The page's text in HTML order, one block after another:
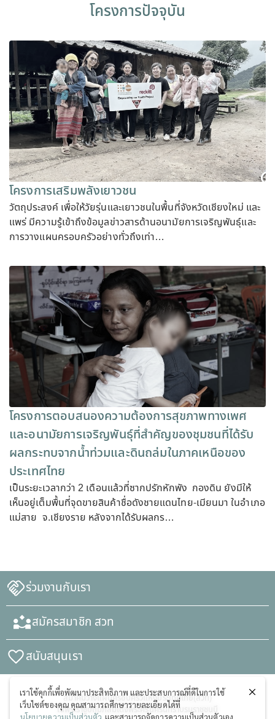
โครงการปัจจุบัน
โครงการเสริมพลังเยาวชน
วัตถุประสงค์ เพื่อให้วัยรุ่นและเยาวชนในพื้นที่จังหวัดเชียงใหม่ และ
แพร่ มีความรู้เข้าถึงข้อมูลข่าวสารด้านอนามัยการเจริญพันธุ์และ
การวางแผนครอบครัวอย่างทั่วถึงเท่า…
โครงการตอบสนองความต้องการสุขภาพทางเพศ
และอนามัยการเจริญพันธุ์ที่สำคัญของชุมชนที่ได้รับ
ผลกระทบจากน้ำท่วมและดินถล่มในภาคเหนือของ
ประเทศไทย
เป็นระยะเวลากว่า 2 เดือนแล้วที่ซากปรักหักพัง กองดิน ยังมีให้
เห็นอยู่เต็มพื้นที่จุดขายสินค้าชื่อดังชายแดนไทย-เมียนมา ในอำเภอ
แม่สาย จ.เชียงราย หลังจากได้รับผลกร…
ร่วมงานกับเรา
สมัครสมาชิก สวท
สนับสนุนเรา
สมาคมวางแผนครอบครัวแห่งประเทศไทย(สวท)
ในพระราชูปถัมภ์สมเด็จพระศรีนครินทราบรมราชชนนี
เราใช้คุกกี้เพื่อพัฒนาประสิทธิภาพ และประสบการณ์ที่ดีในการใช้
เว็บไซต์ของคุณ คุณสามารถศึกษารายละเอียดได้ที่
นโยบายความเป็นส่วนตัว และสามารถจัดการความเป็นส่วนตัวเอง